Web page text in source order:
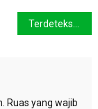
Ruas yang wajib